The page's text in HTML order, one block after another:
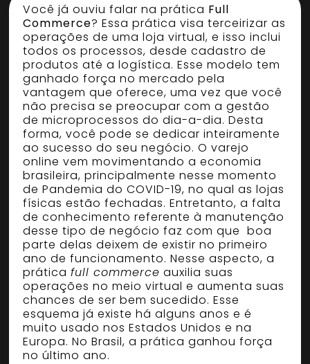
Você já ouviu falar na prática Full
Commerce? Essa prática visa terceirizar as
operações de uma loja virtual, e isso inclui
todos os processos, desde cadastro de
produtos até a logística. Esse modelo tem
ganhado força no mercado pela
vantagem que oferece, uma vez que você
não precisa se preocupar com a gestão
de microprocessos do dia-a-dia. Desta
forma, você pode se dedicar inteiramente
ao sucesso do seu negócio. O varejo
online vem movimentando a economia
brasileira, principalmente nesse momento
de Pandemia do COVID-19, no qual as lojas
físicas estão fechadas. Entretanto, a falta
de conhecimento referente à manutenção
desse tipo de negócio faz com que boa
parte delas deixem de existir no primeiro
ano de funcionamento. Nesse aspecto, a
práticafull commerce auxilia suas
operações no meio virtual e aumenta suas
chances de ser bem sucedido. Esse
esquema já existe há alguns anos e é
muito usado nos Estados Unidos e na
Europa. No Brasil, a prática ganhou força
no último ano.